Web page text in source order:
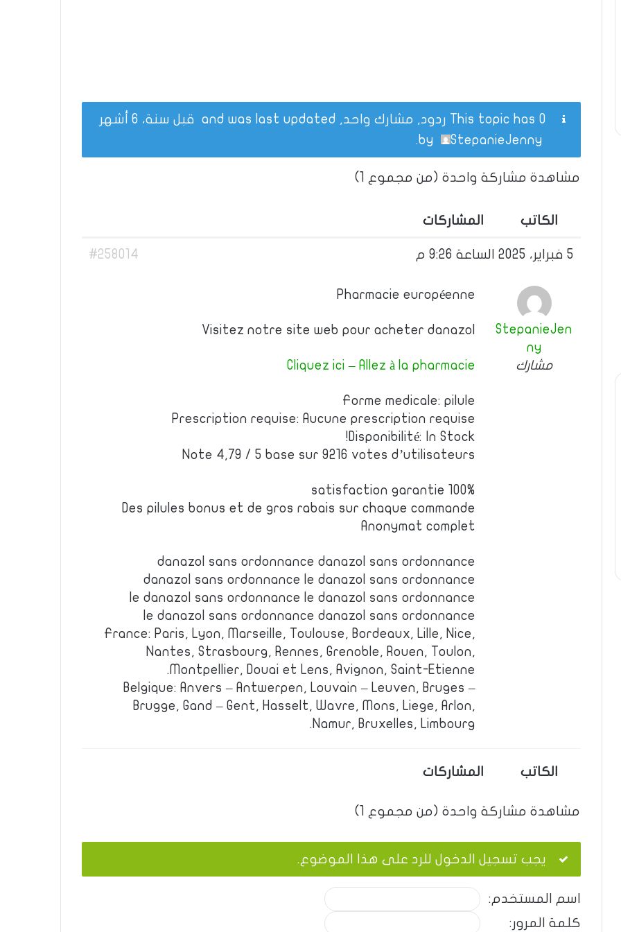
This topic has 0 ردود, مشارك واحد, and was last updated
قبل سنة، 6 أشهر
by
StepanieJenny
.
مشاهدة مشاركة واحدة (من مجموع 1)
الكاتب المشاركات
5 فبراير، 2025 الساعة 9:26 م #258014
StepanieJen
ny
مشارك
Pharmacie européenne
Visitez notre site web pour acheter danazol
Cliquez ici – Allez à la pharmacie
Forme medicale: pilule
Prescription requise: Aucune prescription requise
Disponibilité: In Stock!
Note 4,79 / 5 base sur 9216 votes d’utilisateurs
100% satisfaction garantie
Des pilules bonus et de gros rabais sur chaque commande
Anonymat complet
danazol sans ordonnance danazol sans ordonnance
danazol sans ordonnance le danazol sans ordonnance
le danazol sans ordonnance le danazol sans ordonnance
le danazol sans ordonnance danazol sans ordonnance
France: Paris, Lyon, Marseille, Toulouse, Bordeaux, Lille, Nice,
Nantes, Strasbourg, Rennes, Grenoble, Rouen, Toulon,
Montpellier, Douai et Lens, Avignon, Saint-Etienne.
Belgique: Anvers – Antwerpen, Louvain – Leuven, Bruges –
Brugge, Gand – Gent, Hasselt, Wavre, Mons, Liege, Arlon,
Namur, Bruxelles, Limbourg.
الكاتب المشاركات
مشاهدة مشاركة واحدة (من مجموع 1)
يجب تسجيل الدخول للرد على هذا الموضوع.
اسم المستخدم:
كلمة المرور: